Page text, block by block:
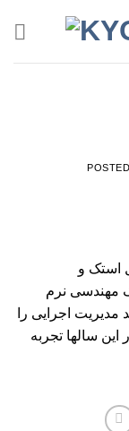
استک و
، از سال 1385 با مدرک مهندسی نرم
اجرایی را
این سالها تجربه